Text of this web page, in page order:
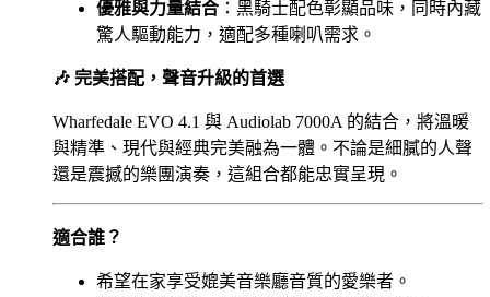
優雅與力量結合 ：黑騎士配色彰顯品味，同時內藏
驚人驅動能力，適配多種喇叭需求。
🎶 完美搭配，聲音升級的首選
Wharfedale EVO 4.1 與 Audiolab 7000A 的結合，將溫暖
與精準、現代與經典完美融為一體。不論是細膩的人聲
還是震撼的樂團演奏，這組合都能忠實呈現。
適合誰？
希望在家享受媲美音樂廳音質的愛樂者。